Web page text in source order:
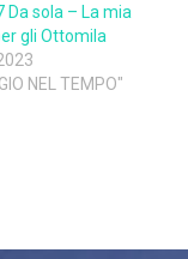
Da sola – La mia
gli Ottomila
NEL TEMPO"